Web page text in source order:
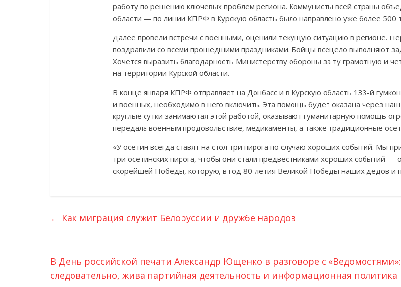
работу по решению ключевых проблем региона. Коммунисты всей страны
области — по линии КПРФ в Курскую область было направлено уже более 500
Далее провели встречи с военными, оценили текущую ситуацию в регионе.
поздравили со всеми прошедшими праздниками. Бойцы всецело выполняют
Хочется выразить благодарность Министерству обороны за ту грамотную и
на территории Курской области.
В конце января КПРФ отправляет на Донбасс и в Курскую область 133-й
и военных, необходимо в него включить. Эта помощь будет оказана через
круглые сутки занимаютая этой работой, оказывают гуманитарную помощь
передала военным продовольствие, медикаменты, а также традиционные
«У осетин всегда ставят на стол три пирога по случаю хороших событий. Мы
три осетинских пирога, чтобы они стали предвестниками хороших событий
скорейшей Победы, которую, в год 80-летия Великой Победы наших дедов и
← Как миграция служит Белоруссии и дружбе народов
В День российской печати Александр Ющенко в разговоре с
следовательно, жива партийная деятельность и информационная политика